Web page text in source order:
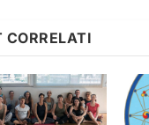
CORRELATI